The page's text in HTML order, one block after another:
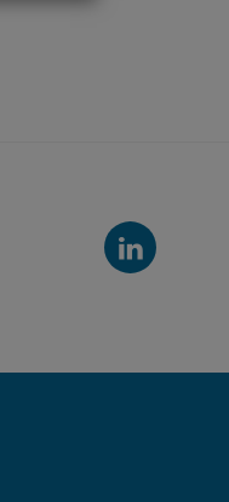
LinkedIn-
Kanal